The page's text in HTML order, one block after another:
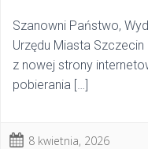
Szanowni Państwo,
Urzędu Miasta
z nowej strony
pobierania […]
8 kwietnia, 2026